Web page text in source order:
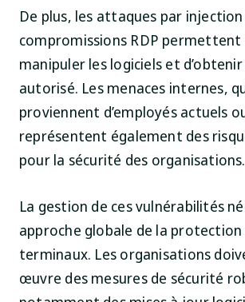
De plus, les attaques par
compromissions RDP permettent
manipuler les logiciels et
autorisé. Les menaces internes,
proviennent d’employés actuels
représentent également des
pour la sécurité des organisations.
La gestion de ces vulnérabilités
approche globale de la protection
terminaux. Les organisations
œuvre des mesures de sécurité